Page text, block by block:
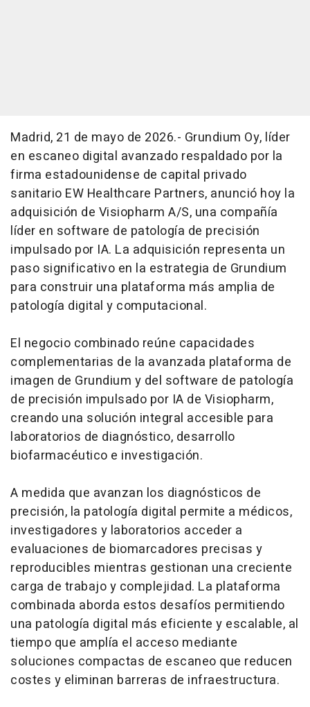
Madrid, 21 de mayo de 2026.- Grundium Oy, líder
en escaneo digital avanzado respaldado por la
firma estadounidense de capital privado
sanitario EW Healthcare Partners, anunció hoy la
adquisición de Visiopharm A/S, una compañía
líder en software de patología de precisión
impulsado por IA. La adquisición representa un
paso significativo en la estrategia de Grundium
para construir una plataforma más amplia de
patología digital y computacional.
El negocio combinado reúne capacidades
complementarias de la avanzada plataforma de
imagen de Grundium y del software de patología
de precisión impulsado por IA de Visiopharm,
creando una solución integral accesible para
laboratorios de diagnóstico, desarrollo
biofarmacéutico e investigación.
A medida que avanzan los diagnósticos de
precisión, la patología digital permite a médicos,
investigadores y laboratorios acceder a
evaluaciones de biomarcadores precisas y
reproducibles mientras gestionan una creciente
carga de trabajo y complejidad. La plataforma
combinada aborda estos desafíos permitiendo
una patología digital más eficiente y escalable, al
tiempo que amplía el acceso mediante
soluciones compactas de escaneo que reducen
costes y eliminan barreras de infraestructura.